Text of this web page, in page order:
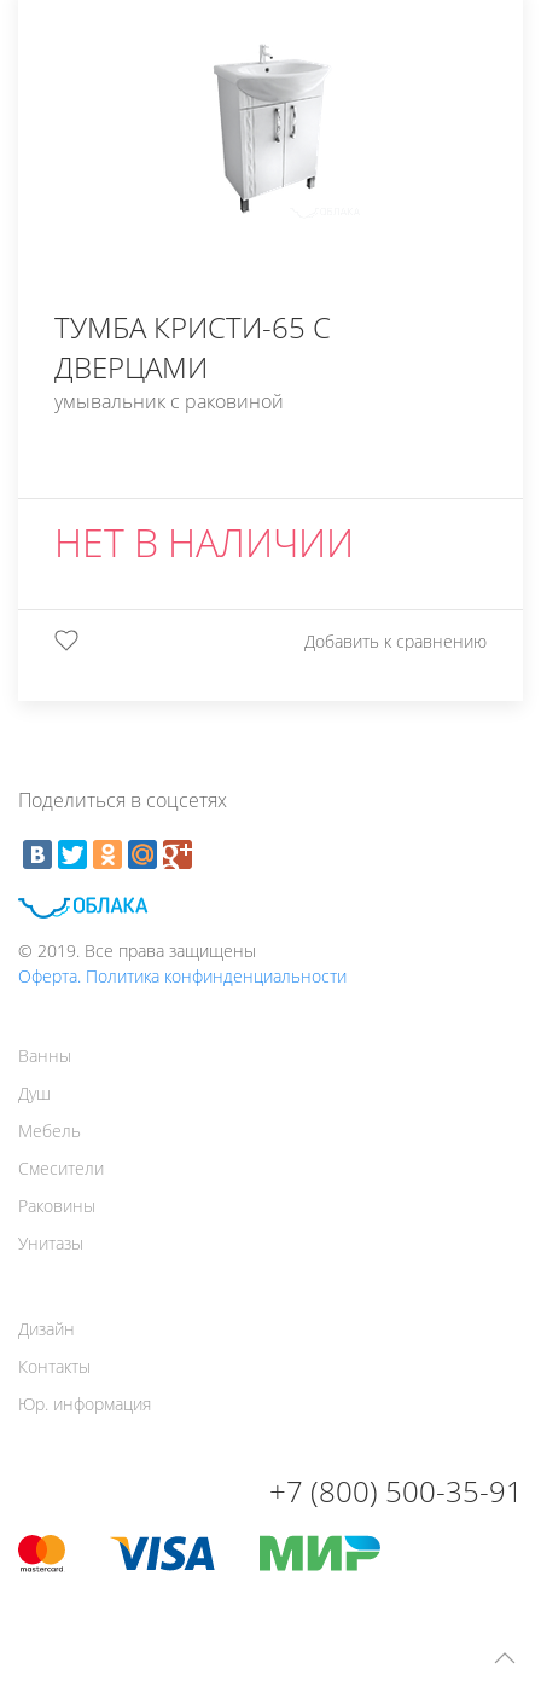
ТУМБА КРИСТИ-65 С
ДВЕРЦАМИ
умывальник с раковиной
НЕТ В НАЛИЧИИ
Добавить к сравнению
Поделиться в соцсетях
© 2019. Все права защищены
Оферта. Политика конфинденциальности
Ванны
Душ
Мебель
Смесители
Раковины
Унитазы
Дизайн
Контакты
Юр. информация
+7 (800) 500-35-91